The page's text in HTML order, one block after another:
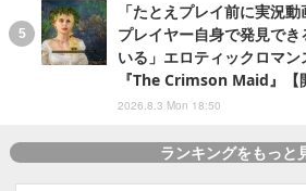
「たとえプレイ前に実況
プレイヤー自身で発見で
いる」エロティックロマ
『The Crimson Maid』【
2026.8.3 Mon 18:50
ランキングをもっと